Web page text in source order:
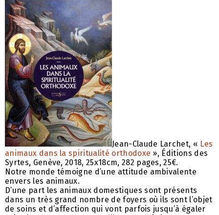
Jean-Claude Larchet, « Les
animaux dans la spiritualité orthodoxe », Éditions des
Syrtes, Genève, 2018, 25x18cm, 282 pages, 25€.
Notre monde témoigne d’une attitude ambivalente
envers les animaux.
D’une part les animaux domestiques sont présents
dans un très grand nombre de foyers où ils sont l’objet
de soins et d’affection qui vont parfois jusqu’à égaler